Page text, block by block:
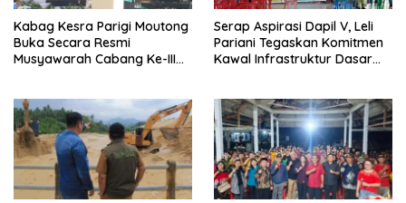
Kabag Kesra Parigi Moutong
Buka Secara Resmi
Musyawarah Cabang Ke-III
Serap Aspirasi Dapil V, Leli
Pariani Tegaskan Komitmen
Kawal Infrastruktur Dasar